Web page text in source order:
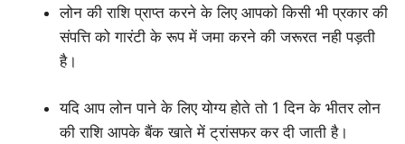
लोन की राशि प्राप्त करने के लिए आपको किसी भी प्रकार की
संपत्ति को गारंटी के रूप में जमा करने की जरूरत नही पड़ती
है।
यदि आप लोन पाने के लिए योग्य होते तो 1 दिन के भीतर लोन
की राशि आपके बैंक खाते में ट्रांसफर कर दी जाती है।